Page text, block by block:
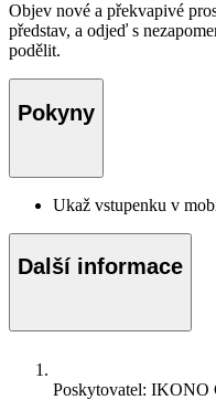
Objev nové a překvapivé
představ, a odjeď s
podělit.
Pokyny
Ukaž vstupenku v
Další informace
Poskytovatel: IKONO